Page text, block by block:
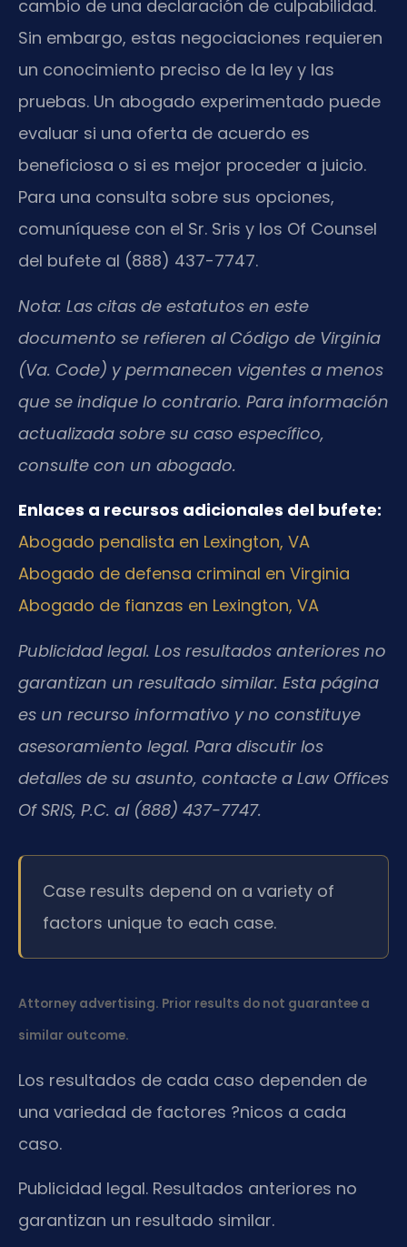
cambio de una declaración de culpabilidad.
Sin embargo, estas negociaciones requieren
un conocimiento preciso de la ley y las
pruebas. Un abogado experimentado puede
evaluar si una oferta de acuerdo es
beneficiosa o si es mejor proceder a juicio.
Para una consulta sobre sus opciones,
comuníquese con el Sr. Sris y los Of Counsel
del bufete al (888) 437-7747.
Nota: Las citas de estatutos en este
documento se refieren al Código de Virginia
(Va. Code) y permanecen vigentes a menos
que se indique lo contrario. Para información
actualizada sobre su caso específico,
consulte con un abogado.
Enlaces a recursos adicionales del bufete:
Abogado penalista en Lexington, VA
Abogado de defensa criminal en Virginia
Abogado de fianzas en Lexington, VA
Publicidad legal. Los resultados anteriores no
garantizan un resultado similar. Esta página
es un recurso informativo y no constituye
asesoramiento legal. Para discutir los
detalles de su asunto, contacte a Law Offices
Of SRIS, P.C. al (888) 437-7747.
Case results depend on a variety of
factors unique to each case.
Attorney advertising. Prior results do not guarantee a
similar outcome.
Los resultados de cada caso dependen de
una variedad de factores ?nicos a cada
caso.
Publicidad legal. Resultados anteriores no
garantizan un resultado similar.